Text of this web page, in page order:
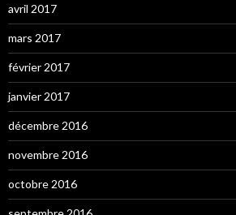
avril 2017
mars 2017
février 2017
janvier 2017
décembre 2016
novembre 2016
octobre 2016